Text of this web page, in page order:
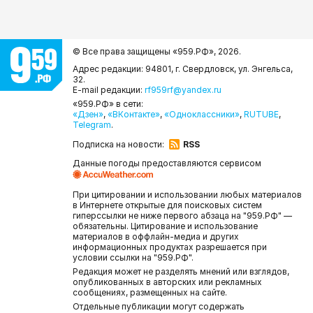
© Все права защищены «959.РФ», 2026.
Адрес редакции: 94801, г. Свердловск, ул. Энгельса,
32.
E-mail редакции: rf959rf@yandex.ru
«959.РФ» в сети:
«Дзен», «ВКонтакте», «Одноклассники», RUTUBE,
Telegram.
Подписка на новости:
RSS
Данные погоды предоставляются сервисом
При цитировании и использовании любых материалов
в Интернете открытые для поисковых систем
гиперссылки не ниже первого абзаца на "959.РФ" —
обязательны. Цитирование и использование
материалов в оффлайн-медиа и других
информационных продуктах разрешается при
условии ссылки на "959.РФ".
Редакция может не разделять мнений или взглядов,
опубликованных в авторских или рекламных
сообщениях, размещенных на сайте.
Отдельные публикации могут содержать